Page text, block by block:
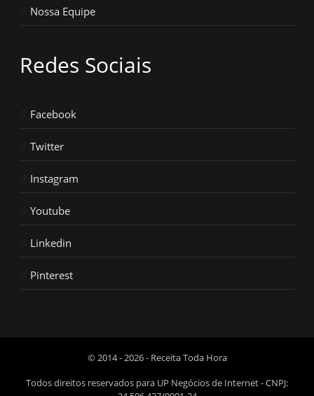
Nossa Equipe
Redes Sociais
Facebook
Twitter
Instagram
Youtube
Linkedin
Pinterest
© 2014 - 2026 - Receita Toda Hora
Todos direitos reservados para UP Negócios de Internet - CNPJ: